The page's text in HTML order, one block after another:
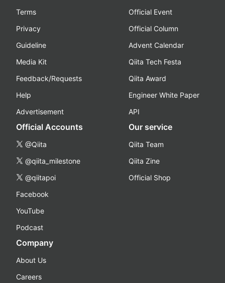
Terms
Privacy
Guideline
Media Kit
Feedback/Requests
Help
Advertisement
Official Event
Official Column
Advent Calendar
Qiita Tech Festa
Qiita Award
Engineer White Paper
API
Official Accounts
@Qiita
@qiita_milestone
@qiitapoi
Facebook
YouTube
Podcast
Our service
Qiita Team
Qiita Zine
Official Shop
Company
About Us
Careers